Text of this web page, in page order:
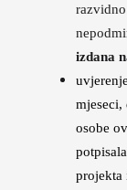
izdana
mjeseci,
osobe
projekta